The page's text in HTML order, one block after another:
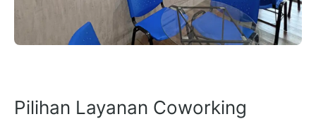
Pilihan Layanan Coworking